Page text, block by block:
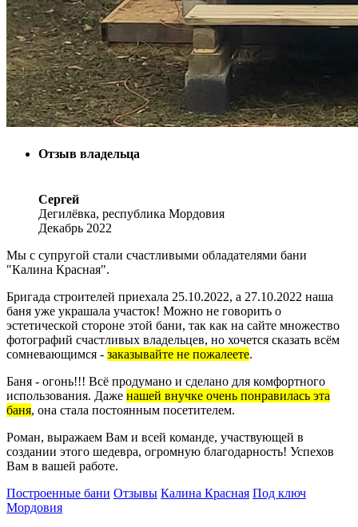
Отзыв владельца
Сергей
Дегилёвка, республика Мордовия
Декабрь 2022
Мы с супругой стали счастливыми обладателями бани
"Калина Красная".
Бригада строителей приехала 25.10.2022, а 27.10.2022 наша
баня уже украшала участок! Можно не говорить о
эстетической стороне этой бани, так как на сайте множество
фотографий счастливых владельцев, но хочется сказать всём
сомневающимся - заказывайте не пожалеете.
Баня - огонь!!! Всё продумано и сделано для комфортного
использования. Даже нашей внучке очень понравилась эта
баня, она стала постоянным посетителем.
Роман, выражаем Вам и всей команде, участвующей в
создании этого шедевра, огромную благодарность! Успехов
Вам в вашей работе.
Построенные бани Отзывы Калина Красная Под ключ
Мордовия